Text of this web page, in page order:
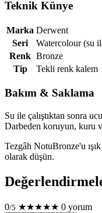
Teknik Künye
Marka Derwent
Seri
Watercolour (su
Renk Bronze
Tip
Tekli renk kalem
Bakım & Saklama
Su ile çalıştıktan sonra
Darbeden koruyun, kuru
Tezgâh NotuBronze'u
olarak düşün.
0/5 ★★★★★ 0 yorum